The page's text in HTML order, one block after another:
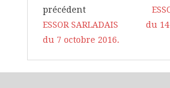
précédent
ESSOR SARLADAIS
du 7 octobre 2016.
du